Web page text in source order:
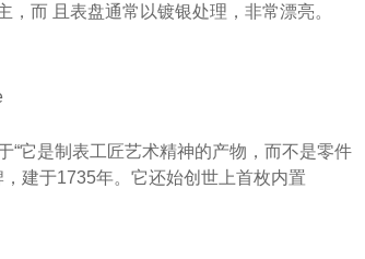
而 且表盘通常以镀银处理，非常漂亮。
“它是制表工匠艺术精神的产物，而不是零件
建于1735年。它还始创世上首枚内置